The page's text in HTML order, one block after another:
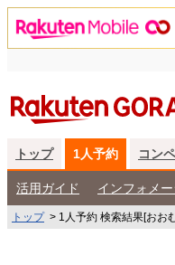
トップ 1人予約 コン
活用ガイド インフォメ
トップ> 1人予約 検索結果[おお